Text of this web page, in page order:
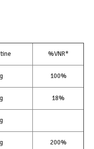
%VNR*
100%
18%
200%